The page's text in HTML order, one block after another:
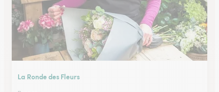
La Ronde des Fleurs